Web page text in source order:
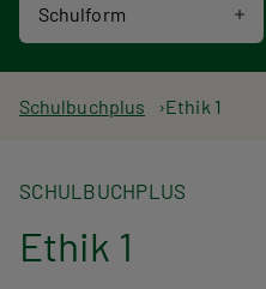
Schulform
P
a
d
Schulbuchplus Ethik 1
SCHULBUCHPLUS
Ethik 1